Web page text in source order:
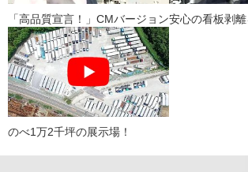
「高品質宣言！」CMバージョン安心の看板剥
のべ1万2千坪の展示場！